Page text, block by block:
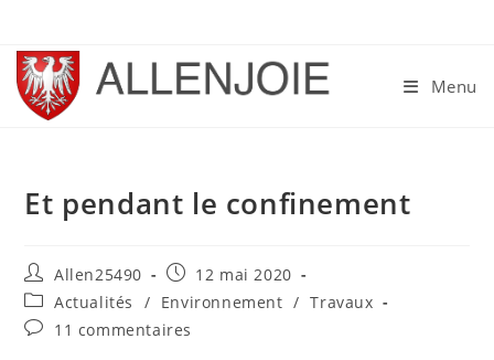
content
Menu
Et pendant le confinement
Auteur/autrice
de
la
publication :
Allen25490
Publication
publiée :
12 mai 2020
Post
category:
Actualités / Environnement / Travaux
Commentaires
11 commentaires